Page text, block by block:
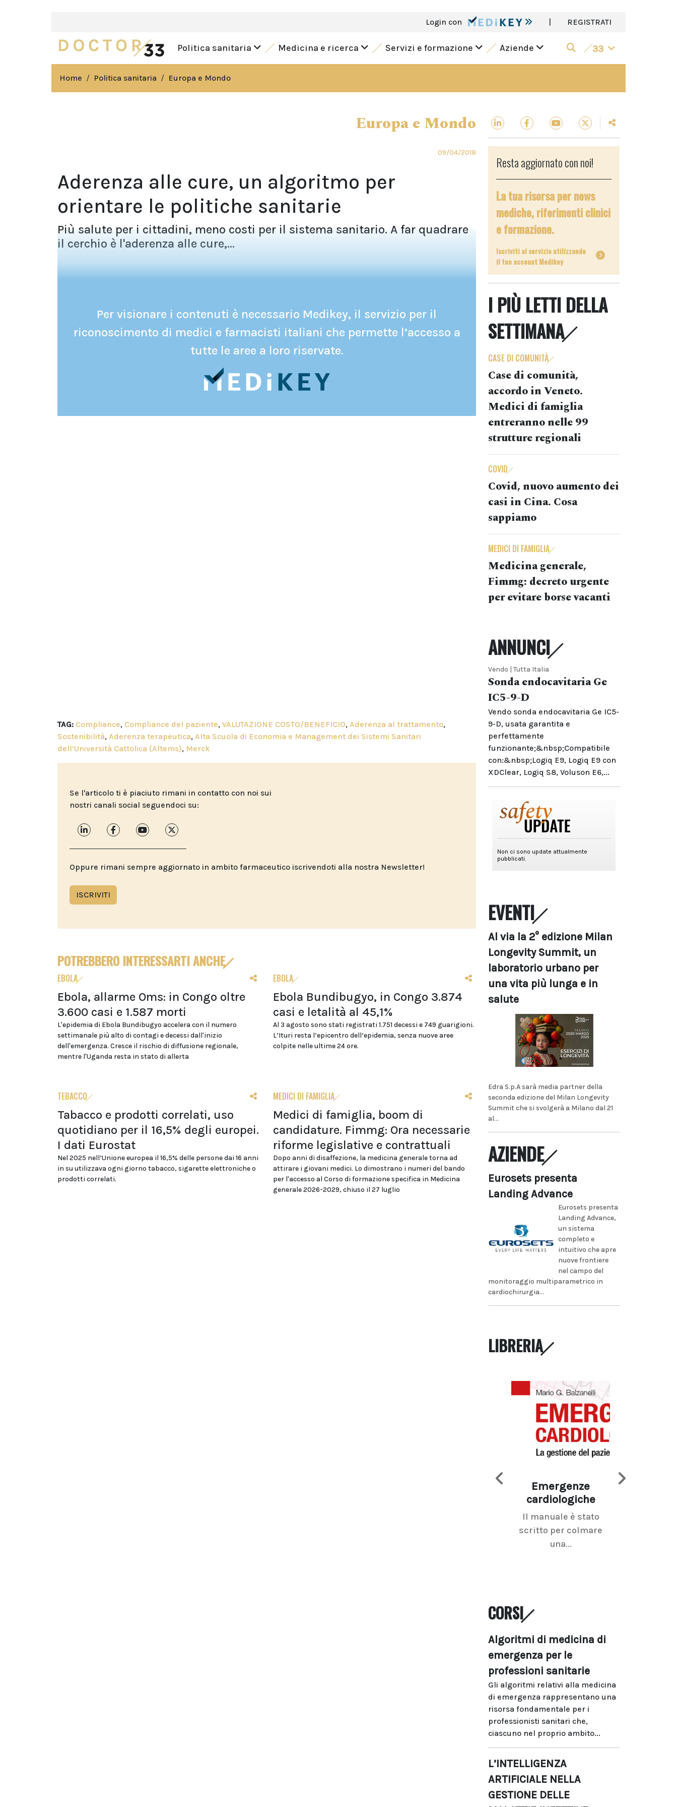
Login con | REGISTRATI
Politica sanitaria Medicina e ricerca Servizi e formazione Aziende 33
Home Politica sanitaria Europa e Mondo
Europa e Mondo
09/04/2018
Aderenza alle cure, un algoritmo per
orientare le politiche sanitarie
Più salute per i cittadini, meno costi per il sistema sanitario. A far quadrare
il cerchio è l'aderenza alle cure,...
Per visionare i contenuti è necessario Medikey, il servizio per il
riconoscimento di medici e farmacisti italiani che permette l’accesso a
tutte le aree a loro riservate.
TAG: Compliance, Compliance del paziente, VALUTAZIONE COSTO/BENEFICIO, Aderenza al trattamento,
Sostenibilità, Aderenza terapeutica, Alta Scuola di Economia e Management dei Sistemi Sanitari
dell’Università Cattolica (Altems), Merck
Se l'articolo ti è piaciuto rimani in contatto con noi sui
nostri canali social seguendoci su:
Oppure rimani sempre aggiornato in ambito farmaceutico iscrivendoti alla nostra Newsletter!
ISCRIVITI
POTREBBERO INTERESSARTI ANCHE
EBOLA
Ebola, allarme Oms: in Congo oltre
3.600 casi e 1.587 morti
L'epidemia di Ebola Bundibugyo accelera con il numero
settimanale più alto di contagi e decessi dall'inizio
dell'emergenza. Cresce il rischio di diffusione regionale,
mentre l'Uganda resta in stato di allerta
EBOLA
Ebola Bundibugyo, in Congo 3.874
casi e letalità al 45,1%
Al 3 agosto sono stati registrati 1.751 decessi e 749 guarigioni.
L’Ituri resta l’epicentro dell’epidemia, senza nuove aree
colpite nelle ultime 24 ore.
TEBACCO
Tabacco e prodotti correlati, uso
quotidiano per il 16,5% degli europei.
I dati Eurostat
Nel 2025 nell’Unione europea il 16,5% delle persone dai 16 anni
in su utilizzava ogni giorno tabacco, sigarette elettroniche o
prodotti correlati.
MEDICI DI FAMIGLIA
Medici di famiglia, boom di
candidature. Fimmg: Ora necessarie
riforme legislative e contrattuali
Dopo anni di disaffezione, la medicina generale torna ad
attirare i giovani medici. Lo dimostrano i numeri del bando
per l'accesso al Corso di formazione specifica in Medicina
generale 2026-2029, chiuso il 27 luglio
Resta aggiornato con noi!
La tua risorsa per news
mediche, riferimenti clinici
e formazione.
Iscriviti al servizio utilizzando
il tuo account Medikey
I PIÙ LETTI DELLA
SETTIMANA
CASE DI COMUNITÀ
Case di comunità,
accordo in Veneto.
Medici di famiglia
entreranno nelle 99
strutture regionali
COVID
Covid, nuovo aumento dei
casi in Cina. Cosa
sappiamo
MEDICI DI FAMIGLIA
Medicina generale,
Fimmg: decreto urgente
per evitare borse vacanti
ANNUNCI
Vendo | Tutta Italia
Sonda endocavitaria Ge
IC5-9-D
Vendo sonda endocavitaria Ge IC5-
9-D, usata garantita e
perfettamente
funzionante;&nbsp;Compatibile
con:&nbsp;Logiq E9, Logiq E9 con
XDClear, Logiq S8, Voluson E6,...
EVENTI
Al via la 2° edizione Milan
Longevity Summit, un
laboratorio urbano per
una vita più lunga e in
salute
Edra S.p.A sarà media partner della
seconda edizione del Milan Longevity
Summit che si svolgerà a Milano dal 21
al...
AZIENDE
Eurosets presenta
Landing Advance
Eurosets presenta
Landing Advance,
un sistema
completo e
intuitivo che apre
nuove frontiere
nel campo del
monitoraggio multiparametrico in
cardiochirurgia...
LIBRERIA
Emergenze
cardiologiche
Il manuale è stato
scritto per colmare
una...
CORSI
Algoritmi di medicina di
emergenza per le
professioni sanitarie
Gli algoritmi relativi alla medicina
di emergenza rappresentano una
risorsa fondamentale per i
professionisti sanitari che,
ciascuno nel proprio ambito...
L’INTELLIGENZA
ARTIFICIALE NELLA
GESTIONE DELLE